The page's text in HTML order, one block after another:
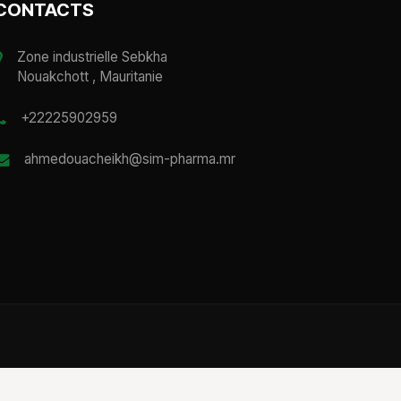
Zone industrielle Sebkha
Nouakchott , Mauritanie
+22225902959
ahmedouacheikh@sim-pharma.mr